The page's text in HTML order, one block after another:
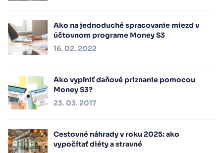
Ako na jednoduché spracovanie miezd v
účtovnom programe Money S3
16. 02. 2022
Ako vyplniť daňové priznanie pomocou
Money S3?
23. 03. 2017
Cestovné náhrady v roku 2025: ako
vypočítať diéty a stravné